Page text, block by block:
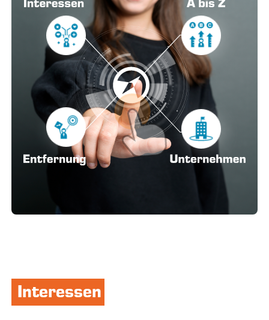
und nach Berufen suchen, die dazu passen. Oder
aber ihr geht alphabetisch vor und sucht Berufe von
A bis Z. Wenn euch die Entfernung zum
Unternehmen wichtig ist, könnt ihr gezielt nach
Unternehmen in eurer Umgebung suchen. Oder aber
ihr schaut euch alle teilnehmenden Unternehmen
an und sucht euch dann das Unternehmen aus, das
am besten zu euch passt.
Interessen